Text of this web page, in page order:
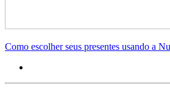
Como escolher seus presentes usando a